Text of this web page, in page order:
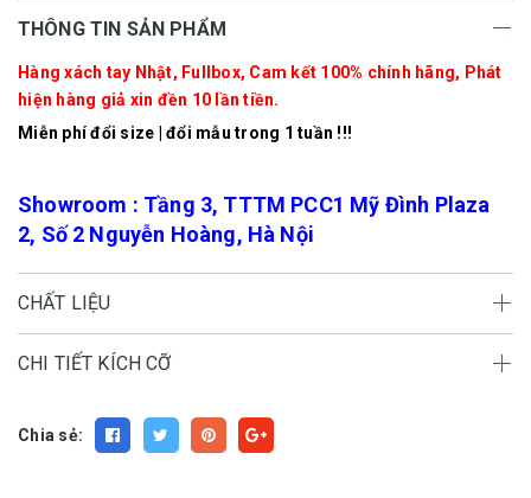
THÔNG TIN SẢN PHẨM
Hàng xách tay Nhật, Fullbox, Cam kết 100% chính hãng, Phát
hiện hàng giả xin đền 10 lần tiền.
Miễn phí đổi size | đổi mẫu trong 1 tuần !!!
Showroom : Tầng 3, TTTM PCC1 Mỹ Đình Plaza
2, Số 2 Nguyễn Hoàng, Hà Nội
CHẤT LIỆU
CHI TIẾT KÍCH CỠ
Chia sẻ: